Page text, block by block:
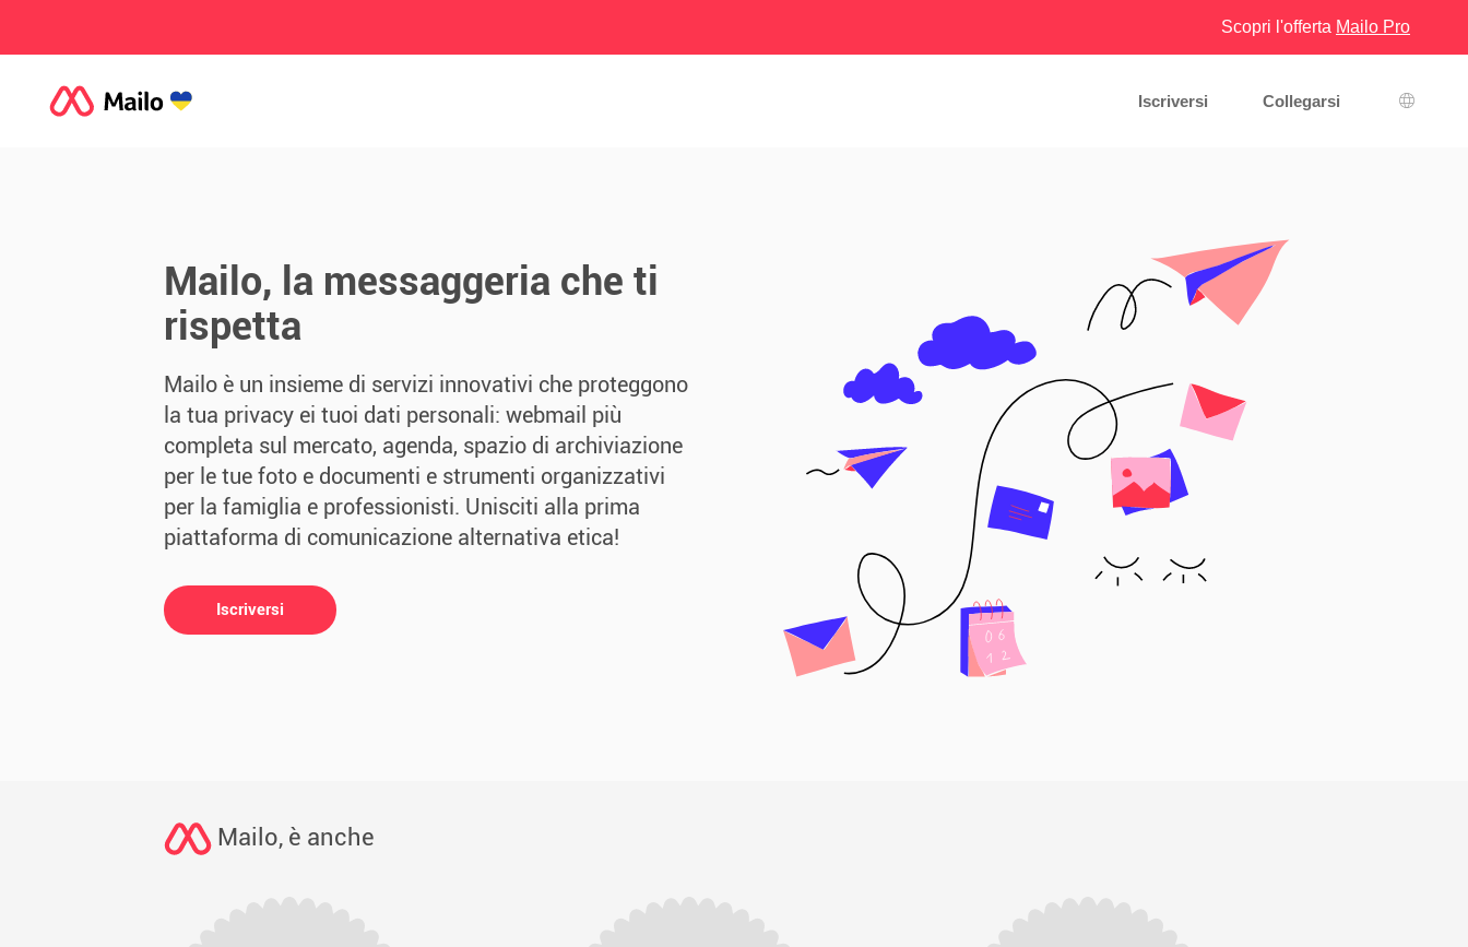
Scopri l'offerta Mailo Pro
Iscriversi Collegarsi
Scelta
Mailo, la messaggeria che ti
rispetta
Mailo è un insieme di servizi innovativi che proteggono
la tua privacy ei tuoi dati personali: webmail più
completa sul mercato, agenda, spazio di archiviazione
per le tue foto e documenti e strumenti organizzativi
per la famiglia e professionisti. Unisciti alla prima
piattaforma di comunicazione alternativa etica!
Iscriversi
Mailo, è anche